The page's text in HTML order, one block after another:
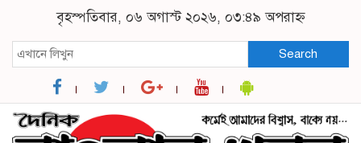
বৃহস্পতিবার, ০৬ অগাস্ট ২০২৬, ০৩:৪৯ অপরাহ্ন
Search